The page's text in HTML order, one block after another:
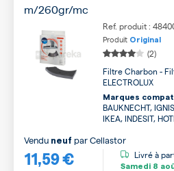
m/260gr/mc
Ref. produit :
Produit Original
(2)
Filtre Charbon -
ELECTROLUX
Marques
BAUKNECHT,
IKEA, INDESIT,
11,59 €
Vendu neuf parCellastor
Livré à
Samedi 8